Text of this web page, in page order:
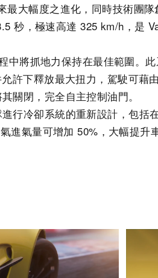
大幅度之進化，同時技術團
秒，極速高達 325 km/h，是
中將抓地力保持在最佳範圍。
許下釋放最大扭力，駕駛可藉
關閉，完全自主控制油門。
行冷卻系統的重新設計，包括
進氣量可增加 50%，大幅提升